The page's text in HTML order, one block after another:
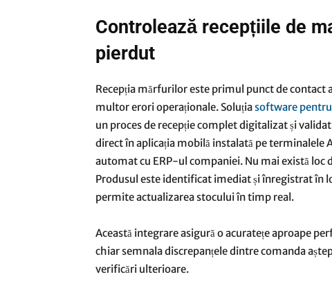
Controlează recepțiile de
pierdut
Recepția mărfurilor este primul punct de
multor erori operaționale. Soluțiasoftware
un proces de recepție complet digitalizat și
direct în aplicația mobilă instalată pe terminalele
automat cu ERP-ul companiei. Nu mai există
Produsul este identificat imediat și înregistrat în
permite actualizarea stocului în timp real.
Această integrare asigură o acuratețe aproape
chiar semnala discrepanțele dintre comanda
verificări ulterioare.